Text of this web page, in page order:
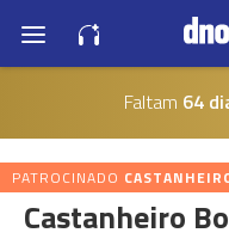
Faltam 64
PATROCINADO
Castanheiro